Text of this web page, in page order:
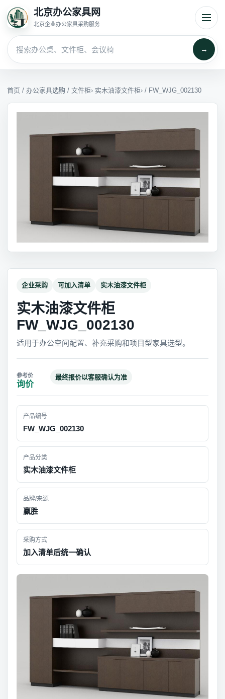
北京办公家具网
北京企业办公家具采购服务
→
首页 / 办公家具选购 / 文件柜› 实木油漆文件柜› / FW_WJG_002130
企业采购 可加入清单 实木油漆文件柜
实木油漆文件柜
FW_WJG_002130
适用于办公空间配置、补充采购和项目型家具选型。
询价
最终报价以客服确认为准
产品编号
FW_WJG_002130
产品分类
实木油漆文件柜
品牌/来源
赢胜
采购方式
加入清单后统一确认